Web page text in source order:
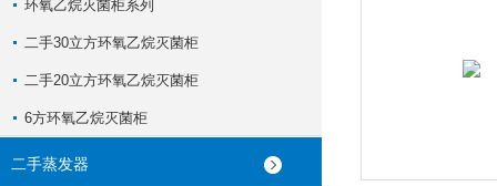
环氧乙烷灭菌柜系列
二手30立方环氧乙烷灭菌柜
二手20立方环氧乙烷灭菌柜
6方环氧乙烷灭菌柜
二手蒸发器